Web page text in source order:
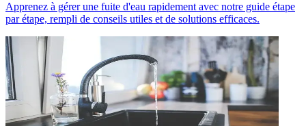
Apprenez à gérer une fuite d'eau rapidement avec notre guide étape
par étape, rempli de conseils utiles et de solutions efficaces.